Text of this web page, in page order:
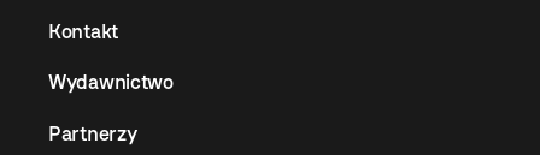
Kontakt
Wydawnictwo
Partnerzy